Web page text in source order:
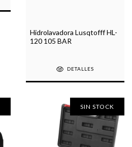
Hidrolavadora Lusqtofff HL-
120 105 BAR
DETALLES
SIN STOCK